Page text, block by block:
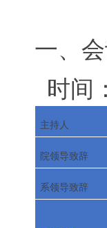
一、
时间：
主持人
院领导致辞
系领导致辞